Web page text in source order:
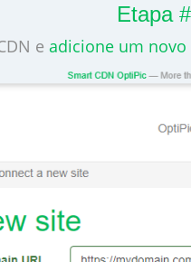
Etapa
e adicione um novo